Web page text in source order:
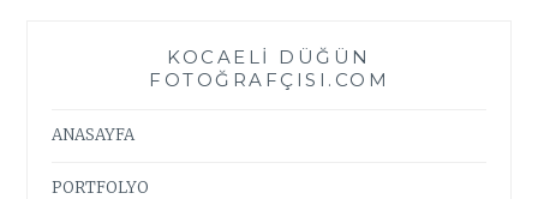
KOCAELI DÜĞÜN
FOTOĞRAFÇISI.COM
ANASAYFA
PORTFOLYO